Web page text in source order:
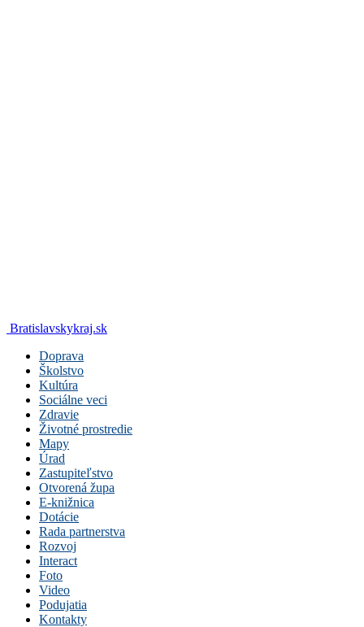
Bratislavskykraj.sk
Doprava
Školstvo
Kultúra
Sociálne veci
Zdravie
Životné prostredie
Mapy
Úrad
Zastupiteľstvo
Otvorená župa
E-knižnica
Dotácie
Rada partnerstva
Rozvoj
Interact
Foto
Video
Podujatia
Kontakty